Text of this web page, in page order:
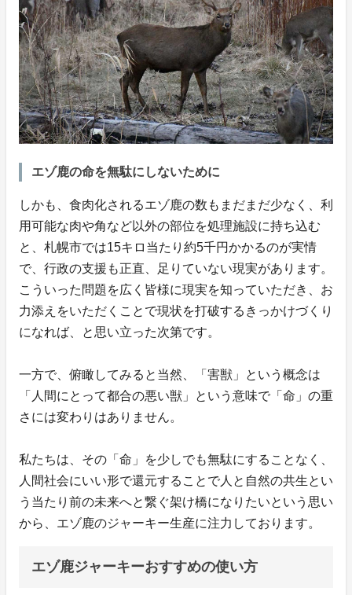
エゾ鹿の命を無駄にしないために
しかも、食肉化されるエゾ鹿の数もまだまだ少なく、利
用可能な肉や角など以外の部位を処理施設に持ち込む
と、札幌市では15キロ当たり約5千円かかるのが実情
で、行政の支援も正直、足りていない現実があります。
こういった問題を広く皆様に現実を知っていただき、お
力添えをいただくことで現状を打破するきっかけづくり
になれば、と思い立った次第です。
一方で、俯瞰してみると当然、「害獣」という概念は
「人間にとって都合の悪い獣」という意味で「命」の重
さには変わりはありません。
私たちは、その「命」を少しでも無駄にすることなく、
人間社会にいい形で還元することで人と自然の共生とい
う当たり前の未来へと繋ぐ架け橋になりたいという思い
から、エゾ鹿のジャーキー生産に注力しております。
エゾ鹿ジャーキーおすすめの使い方